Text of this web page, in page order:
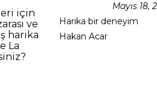
için
ve
harika
La
Mayıs 18,
Harika bir deneyim
Hakan Acar